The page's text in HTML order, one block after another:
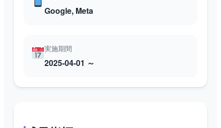
Google, Meta
実施期間
2025-04-01 ～